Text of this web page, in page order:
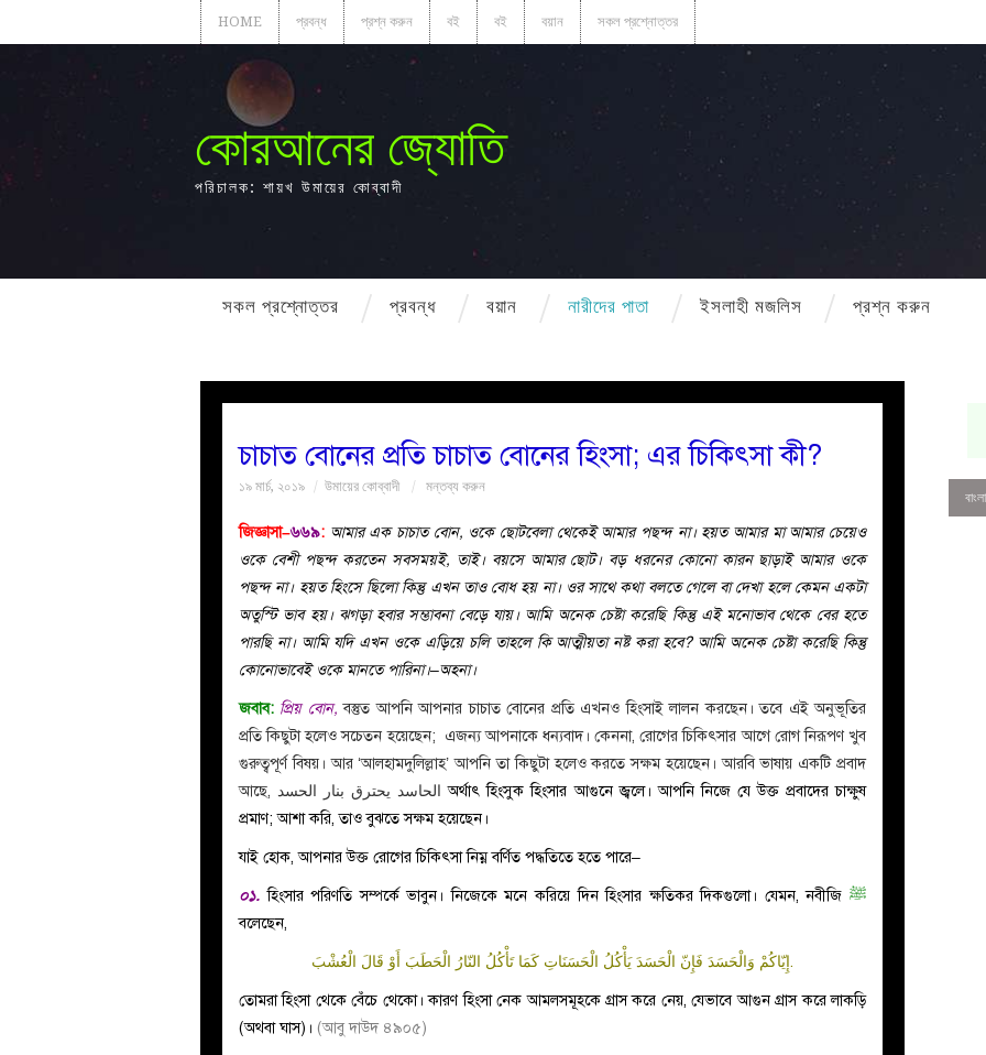
HOME প্রবন্ধ প্রশ্ন করুন বই বই বয়ান সকল প্রশ্নোত্তর
কোরআনের জ্যোতি
পরিচালক: শায়খ উমায়ের কোব্বাদী
সকল প্রশ্নোত্তর প্রবন্ধ বয়ান নারীদের পাতা ইসলাহী মজলিস প্রশ্ন করুন
চাচাত বোনের প্রতি চাচাত বোনের হিংসা; এর চিকিৎসা কী?
১৯ মার্চ, ২০১৯ উমায়ের কোব্বাদী মন্তব্য করুন
জিজ্ঞাসা–৬৬৯: আমার এক চাচাত বোন, ওকে ছোটবেলা থেকেই আমার পছন্দ না। হয়ত আমার মা আমার চেয়েও
ওকে বেশী পছন্দ করতেন সবসময়ই, তাই। বয়সে আমার ছোট। বড় ধরনের কোনো কারন ছাড়াই আমার ওকে
পছন্দ না। হয়ত হিংসে ছিলো কিন্তু এখন তাও বোধ হয় না। ওর সাথে কথা বলতে গেলে বা দেখা হলে কেমন একটা
অতুস্টি ভাব হয়। ঝগড়া হবার সম্ভাবনা বেড়ে যায়। আমি অনেক চেষ্টা করেছি কিন্তু এই মনোভাব থেকে বের হতে
পারছি না। আমি যদি এখন ওকে এড়িয়ে চলি তাহলে কি আত্মীয়তা নষ্ট করা হবে? আমি অনেক চেষ্টা করেছি কিন্তু
কোনোভাবেই ওকে মানতে পারিনা।–অহনা।
জবাব: প্রিয় বোন,বস্তুতআপনি আপনার চাচাত বোনের প্রতি এখনও হিংসাই লালন করছেন। তবে এই অনুভূতির
প্রতি কিছুটা হলেও সচেতন হয়েছেন; এজন্য আপনাকে ধন্যবাদ। কেননা, রোগের চিকিৎসার আগে রোগ নিরূপণখুব
গুরুত্বপূর্ণ বিষয়। আর ‘আলহামদুলিল্লাহ’ আপনি তা কিছুটা হলেও করতে সক্ষম হয়েছেন।আরবি ভাষায় একটি প্রবাদ
আছে, الحاسد يحترق بنار الحسدঅর্থাৎ হিংসুক হিংসার আগুনে জ্বলে। আপনি নিজে যে উক্ত প্রবাদেরচাক্ষুষ
প্রমাণ; আশা করি, তাও বুঝতে সক্ষম হয়েছেন।
যাই হোক, আপনার উক্ত রোগের চিকিৎসা নিম্ন বর্ণিত পদ্ধতিতে হতে পারে–
০১. হিংসার পরিণতি সম্পর্কে ভাবুন। নিজেকে মনে করিয়ে দিন হিংসার ক্ষতিকর দিকগুলো। যেমন,নবীজিﷺ
বলেছেন,
إِيّاكُمْ وَالْحَسَدَ فَإِنّ الْحَسَدَ يَأْكُلُ الْحَسَنَاتِ كَمَا تَأْكُلُ النّارُ الْحَطَبَ أَوْ قَالَ الْعُشْبَ.
তোমরা হিংসা থেকে বেঁচে থেকো। কারণ হিংসা নেক আমলসমূহকে গ্রাস করে নেয়, যেভাবে আগুন গ্রাস করে লাকড়ি
(অথবা ঘাস)। (আবু দাউদ ৪৯০৫)